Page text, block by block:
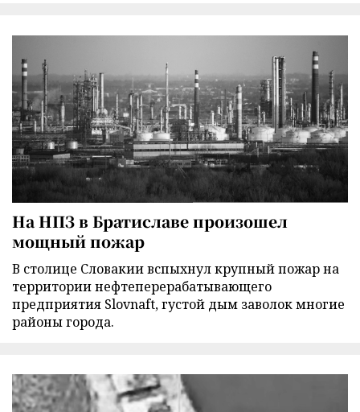
На НПЗ в Братиславе произошел
мощный пожар
В столице Словакии вспыхнул крупный пожар на
территории нефтеперерабатывающего
предприятия Slovnaft, густой дым заволок многие
районы города.